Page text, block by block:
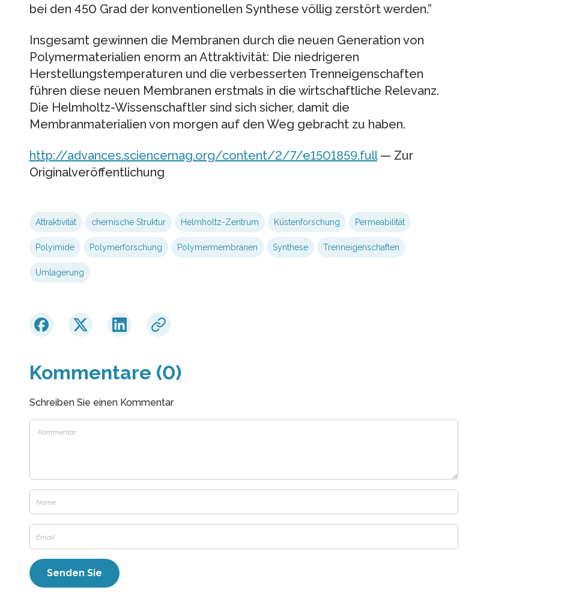
bei den 450 Grad der konventionellen Synthese völlig zerstört werden.”
Insgesamt gewinnen die Membranen durch die neuen Generation von
Polymermaterialien enorm an Attraktivität: Die niedrigeren
Herstellungstemperaturen und die verbesserten Trenneigenschaften
führen diese neuen Membranen erstmals in die wirtschaftliche Relevanz.
Die Helmholtz-Wissenschaftler sind sich sicher, damit die
Membranmaterialien von morgen auf den Weg gebracht zu haben.
http://advances.sciencemag.org/content/2/7/e1501859.full— Zur
Originalveröffentlichung
Attraktivität chemische Struktur Helmholtz-Zentrum Küstenforschung Permeabilität
Polyimide Polymerforschung Polymermembranen Synthese Trenneigenschaften
Umlagerung
Kommentare (0)
Schreiben Sie einen Kommentar